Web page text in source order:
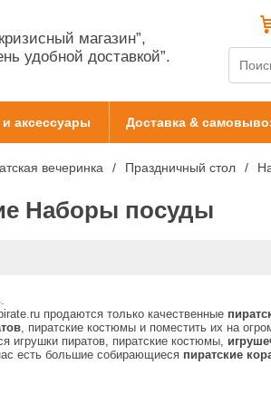
магазин”,
удобной доставкой”.
аксессуары Доставка &
вечеринка Праздничный стол
Наборы посуды
продаются только качественные
, пиратские костюмы и поместить их на
игрушки пиратов, пиратские костюмы,
есть большие собирающиеся пиратские